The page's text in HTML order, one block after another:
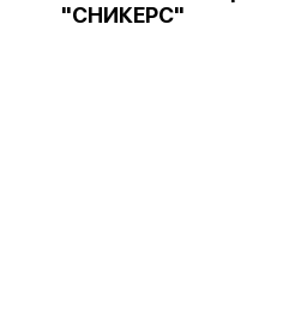
"СНИКЕРС"